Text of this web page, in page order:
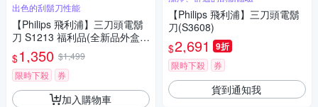
出色的刮鬍刀性能
【Philips 飛利浦】三刀頭電鬍
刀 S1213 福利品(全新品外盒凹
損)
$1,350 $1,499
限時下殺
券
加入購物車
【Philips 飛利浦】三刀頭電鬍
刀(S3608)
$2,691 9折
限時下殺 券
貨到通知我